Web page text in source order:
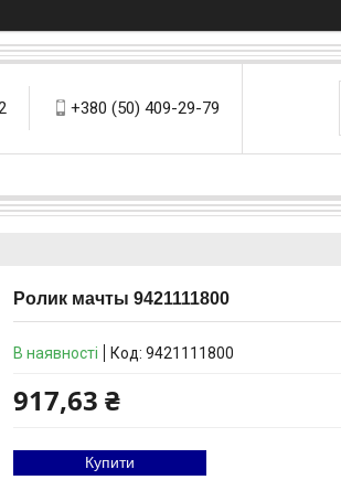
+380 (50) 409-29-79
Ролик мачты 9421111800
В наявності Код: 9421111800
917,63 ₴
Купити